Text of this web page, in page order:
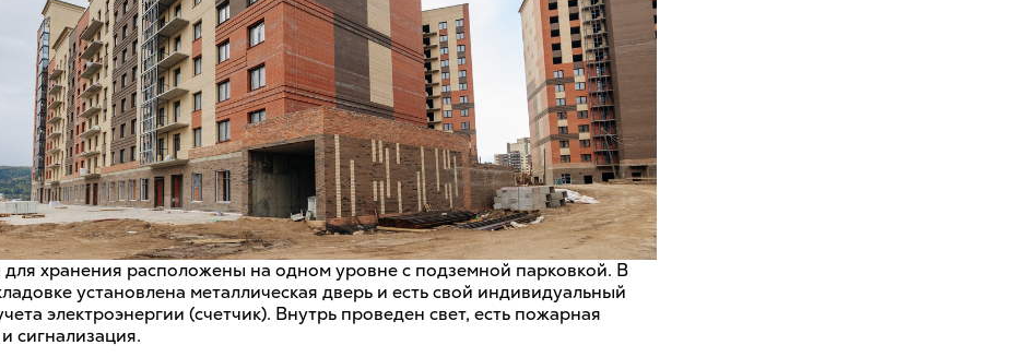
хранения расположены на одном уровне с подземной парковкой. В
установлена металлическая дверь и есть свой индивидуальный
электроэнергии (счетчик). Внутрь проведен свет, есть пожарная
сигнализация.